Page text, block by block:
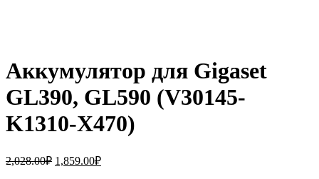
Аккумулятор для Gigaset
GL390, GL590 (V30145-
K1310-X470)
2,028.00₽ Первоначальная
1,859.00₽Текущая